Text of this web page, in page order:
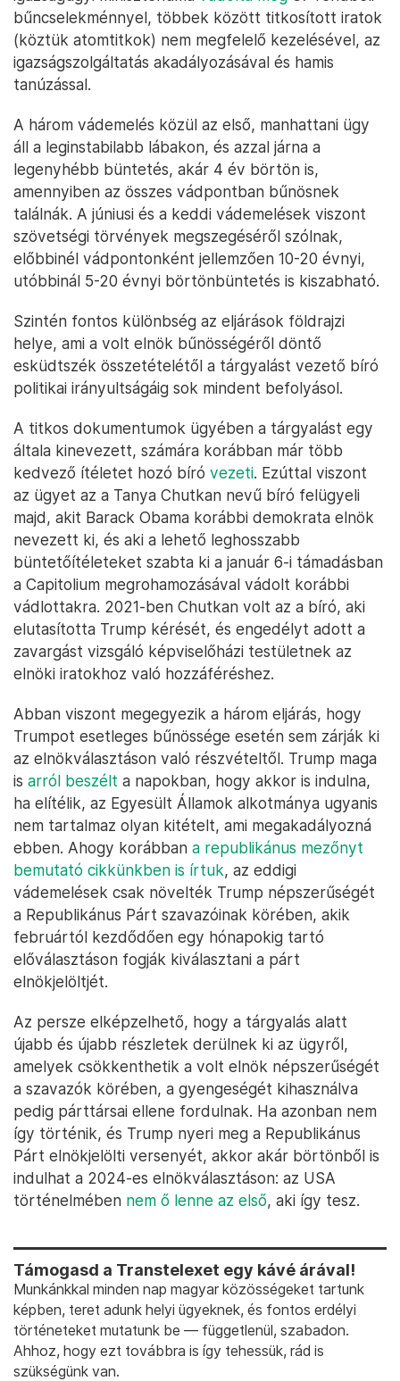
bűncselekménnyel, többek között titkosított iratok
(köztük atomtitkok) nem megfelelő kezelésével, az
igazságszolgáltatás akadályozásával és hamis
tanúzással.
A három vádemelés közül az első, manhattani ügy
áll a leginstabilabb lábakon, és azzal járna a
legenyhébb büntetés, akár 4 év börtön is,
amennyiben az összes vádpontban bűnösnek
találnák. A júniusi és a keddi vádemelések viszont
szövetségi törvények megszegéséről szólnak,
előbbinél vádpontonként jellemzően 10-20 évnyi,
utóbbinál 5-20 évnyi börtönbüntetés is kiszabható.
Szintén fontos különbség az eljárások földrajzi
helye, ami a volt elnök bűnösségéről döntő
esküdtszék összetételétől a tárgyalást vezető bíró
politikai irányultságáig sok mindent befolyásol.
A titkos dokumentumok ügyében a tárgyalást egy
általa kinevezett, számára korábban már több
kedvező ítéletet hozó bíró vezeti. Ezúttal viszont
az ügyet az a Tanya Chutkan nevű bíró felügyeli
majd, akit Barack Obama korábbi demokrata elnök
nevezett ki, és aki a lehető leghosszabb
büntetőítéleteket szabta ki a január 6-i támadásban
a Capitolium megrohamozásával vádolt korábbi
vádlottakra. 2021-ben Chutkan volt az a bíró, aki
elutasította Trump kérését, és engedélyt adott a
zavargást vizsgáló képviselőházi testületnek az
elnöki iratokhoz való hozzáféréshez.
Abban viszont megegyezik a három eljárás, hogy
Trumpot esetleges bűnössége esetén sem zárják ki
az elnökválasztáson való részvételtől. Trump maga
is arról beszélt a napokban, hogy akkor is indulna,
ha elítélik, az Egyesült Államok alkotmánya ugyanis
nem tartalmaz olyan kitételt, ami megakadályozná
ebben. Ahogy korábban a republikánus mezőnyt
bemutató cikkünkben is írtuk, az eddigi
vádemelések csak növelték Trump népszerűségét
a Republikánus Párt szavazóinak körében, akik
februártól kezdődően egy hónapokig tartó
előválasztáson fogják kiválasztani a párt
elnökjelöltjét.
Az persze elképzelhető, hogy a tárgyalás alatt
újabb és újabb részletek derülnek ki az ügyről,
amelyek csökkenthetik a volt elnök népszerűségét
a szavazók körében, a gyengeségét kihasználva
pedig párttársai ellene fordulnak. Ha azonban nem
így történik, és Trump nyeri meg a Republikánus
Párt elnökjelölti versenyét, akkor akár börtönből is
indulhat a 2024-es elnökválasztáson: az USA
történelmében nem ő lenne az első, aki így tesz.
Támogasd a Transtelexet egy kávé árával!
Munkánkkal minden nap magyar közösségeket tartunk
képben, teret adunk helyi ügyeknek, és fontos erdélyi
történeteket mutatunk be — függetlenül, szabadon.
Ahhoz, hogy ezt továbbra is így tehessük, rád is
szükségünk van.